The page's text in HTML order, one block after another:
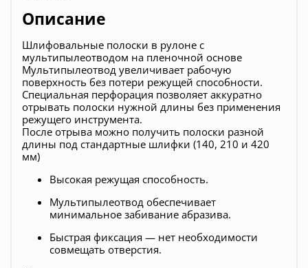
Описание
Шлифовальные полоски в рулоне с
мультипылеотводом на пленочной основе
Мультипылеотвод увеличивает рабочую
поверхность без потери режущей способности.
Специальная перфорация позволяет аккуратно
отрывать полоски нужной длины без применения
режущего инструмента.
После отрыва можно получить полоски разной
длины под стандартные шлифки (140, 210 и 420
мм)
Высокая режущая способность.
Мультипылеотвод обеспечивает
минимальное забивание абразива.
Быстрая фиксация — нет необходимости
совмещать отверстия.